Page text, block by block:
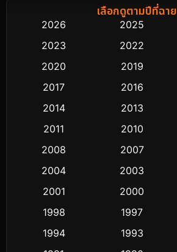
Biography ชีวิตจริง
Classic หนังคลาสสิก
Comedy ตลก
Crime อาชญากรรม
Cult Film
Dance เต้น
เลือกดูตามปีที่ฉาย
2026 2025
2023
2022
2020
2019
2017
2016
2014
2013
2011
2010
2008
2007
2004
2003
2001
2000
1998
1997
1994
1993